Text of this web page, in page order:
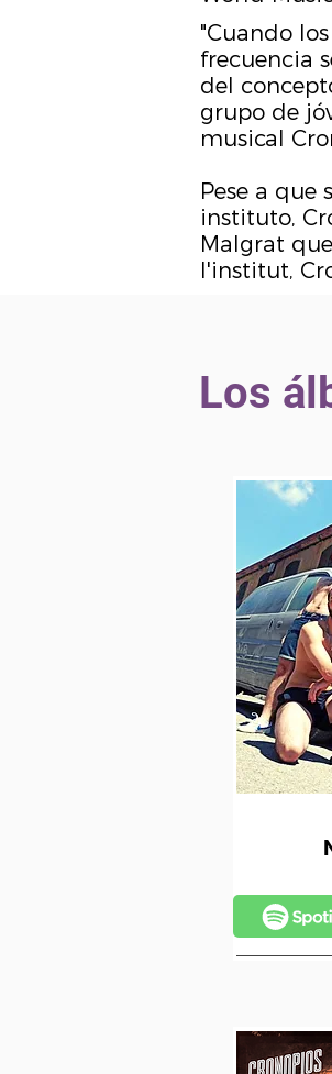
"Cuando
frecuencia
del
grupo de
musical
Pese a que
instituto,
Malgrat
l'institut,
Los